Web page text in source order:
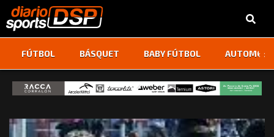
FÚTBOL BÁSQUET BABY FÚTBOL ‹ ›